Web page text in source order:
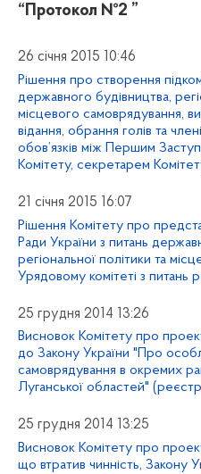
“Протокол №2 ”
26 січня 2015 10:46
Рішення про створення
державного будівництва,
місцевого самоврядування,
відання, обрання голів та
обов’язків між Першим
Комітету, секретарем
21 січня 2015 16:07
Рішення Комітету про
Ради України з питань
регіональної політики та
Урядовому комітеті з питань
25 грудня 2014 13:26
Висновок Комітету про
до Закону України "Про
самоврядування в окремих
Луганської областей"
25 грудня 2014 13:25
Висновок Комітету про
що втратив чинність, Закону